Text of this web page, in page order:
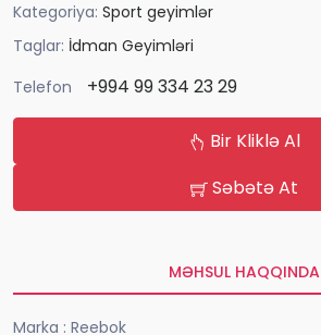
Kategoriya: Sport geyimlər
Taglar: İdman Geyimləri
Telefon
+994 99 334 23 29
Bir Kliklə Al
Səbətə At
MƏHSUL HAQQINDA
Marka : Reebok